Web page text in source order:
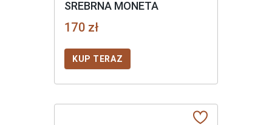
SREBRNA MONETA
170 zł
KUP TERAZ